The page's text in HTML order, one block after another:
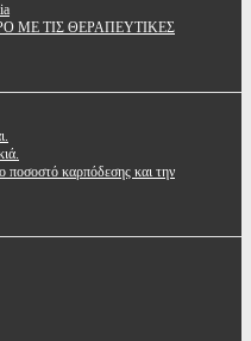
ΜΕ ΤΙΣ ΘΕΡΑΠΕΥΤΙΚΕΣ
ποσοστό καρπόδεσης και την